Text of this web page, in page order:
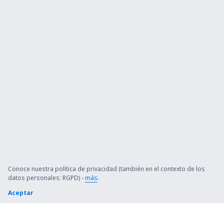
Conoce nuestra política de privacidad (también en el contexto de los
datos personales: RGPD) -más.
Aceptar